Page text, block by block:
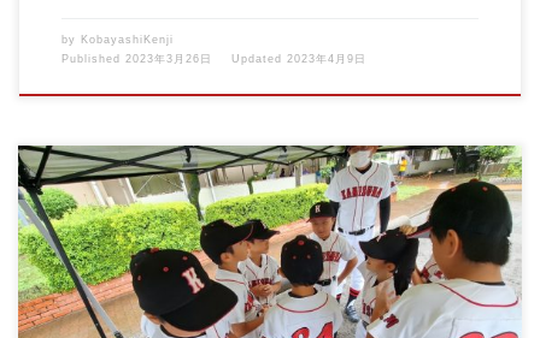
by KobayashiKenji
Published
2023年3月26日 Updated 2023年4月9日
2022/09/24 3部三多摩大会vs東村山ドリーム 三多摩大会2戦目で
す。 […]